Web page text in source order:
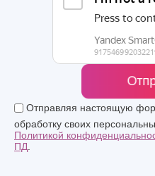
Отправляя настоящую
обработку своих
Политикой
ПД